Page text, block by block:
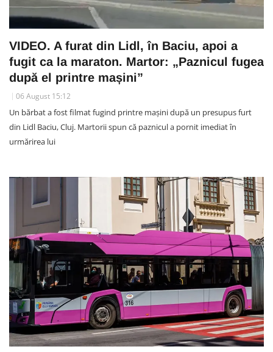
VIDEO. A furat din Lidl, în Baciu, apoi a
fugit ca la maraton. Martor: „Paznicul fugea
după el printre mașini”
06 August 15:12
Un bărbat a fost filmat fugind printre mașini după un presupus furt
din Lidl Baciu, Cluj. Martorii spun că paznicul a pornit imediat în
urmărirea lui